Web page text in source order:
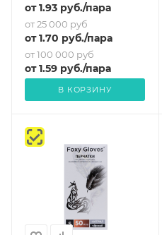
от1.93 руб./пара
от 25 000 руб
от1.70 руб./пара
от 100 000 руб
от1.59 руб./пара
В КОРЗИНУ